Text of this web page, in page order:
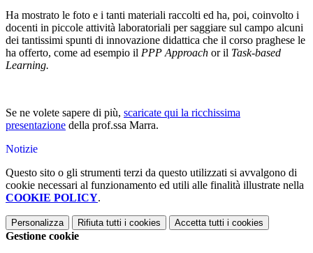
Ha mostrato le foto e i tanti materiali raccolti ed ha, poi, coinvolto i
docenti in piccole attività laboratoriali per saggiare sul campo alcuni
dei tantissimi spunti di innovazione didattica che il corso praghese le
ha offerto, come ad esempio il PPP Approach or il Task-based
Learning.
Se ne volete sapere di più, scaricate qui la ricchissima
presentazione della prof.ssa Marra.
Notizie
Questo sito o gli strumenti terzi da questo utilizzati si avvalgono di
cookie necessari al funzionamento ed utili alle finalità illustrate nella
COOKIE POLICY.
Personalizza Rifiuta tutti i cookies Accetta tutti i cookies
Gestione cookie